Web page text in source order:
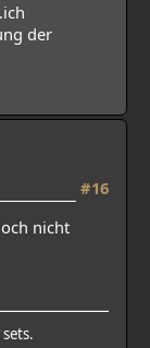
der
#16
nicht